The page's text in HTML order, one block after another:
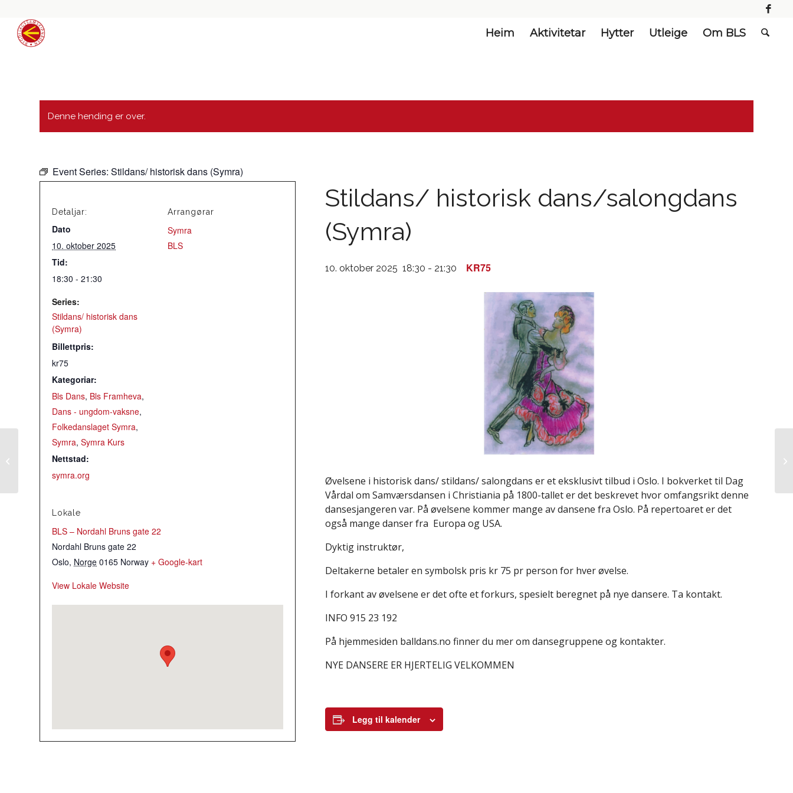
Heim Aktivitetar Hytter Utleige Om BLS
Denne hending er over.
Event Series: Stildans/ historisk dans (Symra)
Stildans/ historisk dans/salongdans
(Symra)
10. oktober 2025 18:30 - 21:30 KR75
Øvelsene i historisk dans/ stildans/ salongdans er et eksklusivt tilbud i Oslo. I bokverket til Dag
Vårdal om Samværsdansen i Christiania på 1800-tallet er det beskrevet hvor omfangsrikt denne
dansesjangeren var. På øvelsene kommer mange av dansene fra Oslo. På repertoaret er det
også mange danser fra Europa og USA.
Dyktig instruktør,
Deltakerne betaler en symbolsk pris kr 75 pr person for hver øvelse.
I forkant av øvelsene er det ofte et forkurs, spesielt beregnet på nye dansere. Ta kontakt.
INFO 915 23 192
På hjemmesiden balldans.no finner du mer om dansegruppene og kontakter.
NYE DANSERE ER HJERTELIG VELKOMMEN
Legg til kalender
Detaljar:
Dato
10. oktober 2025
Tid:
18:30 - 21:30
Series:
Stildans/ historisk dans
(Symra)
Billettpris:
kr75
Kategoriar:
Bls Dans, Bls Framheva,
Dans - ungdom-vaksne,
Folkedanslaget Symra,
Symra, Symra Kurs
Nettstad:
symra.org
Arrangørar
Symra
BLS
Lokale
BLS – Nordahl Bruns gate 22
Nordahl Bruns gate 22
Oslo, Norge 0165 Norway + Google-kart
View Lokale Website
Hordaringen